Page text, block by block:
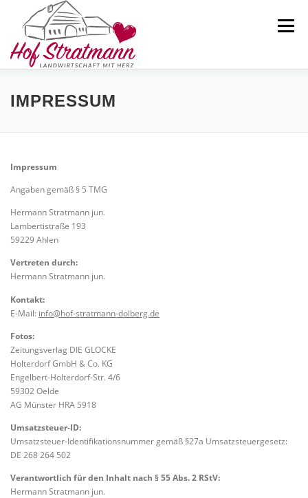
springen
Menü
AKTUELLES HOFLADEN
IMPRESSUM
Impressum
Angaben gemäß § 5 TMG
Hermann Stratmann jun.
Lambertistraße 193
59229 Ahlen
Vertreten durch:
Hermann Stratmann jun.
Kontakt:
E-Mail: info@hof-stratmann-dolberg.de
Fotos:
Zeitungsverlag DIE GLOCKE
Holterdorf GmbH & Co. KG
Engelbert-Holterdorf-Str. 4/6
59302 Oelde
AG Münster HRA 5918
Umsatzsteuer-ID:
Umsatzsteuer-Identifikationsnummer gemäß §27a Umsatzsteuergesetz:
DE 268 264 502
Verantwortlich für den Inhalt nach § 55 Abs. 2 RStV:
Hermann Stratmann jun.